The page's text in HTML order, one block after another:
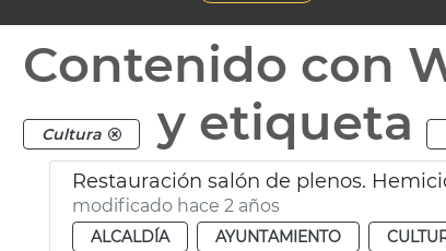
Contenido con
Cultura y etiqueta
Restauración salón de plenos.
modificado hace 2 años
ALCALDÍA AYUNTAMIENTO